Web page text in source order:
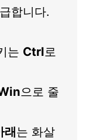
합니다.
는 Ctrl로
으로 줄
래는 화살